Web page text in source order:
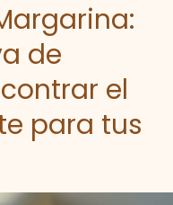
de
el
para tus